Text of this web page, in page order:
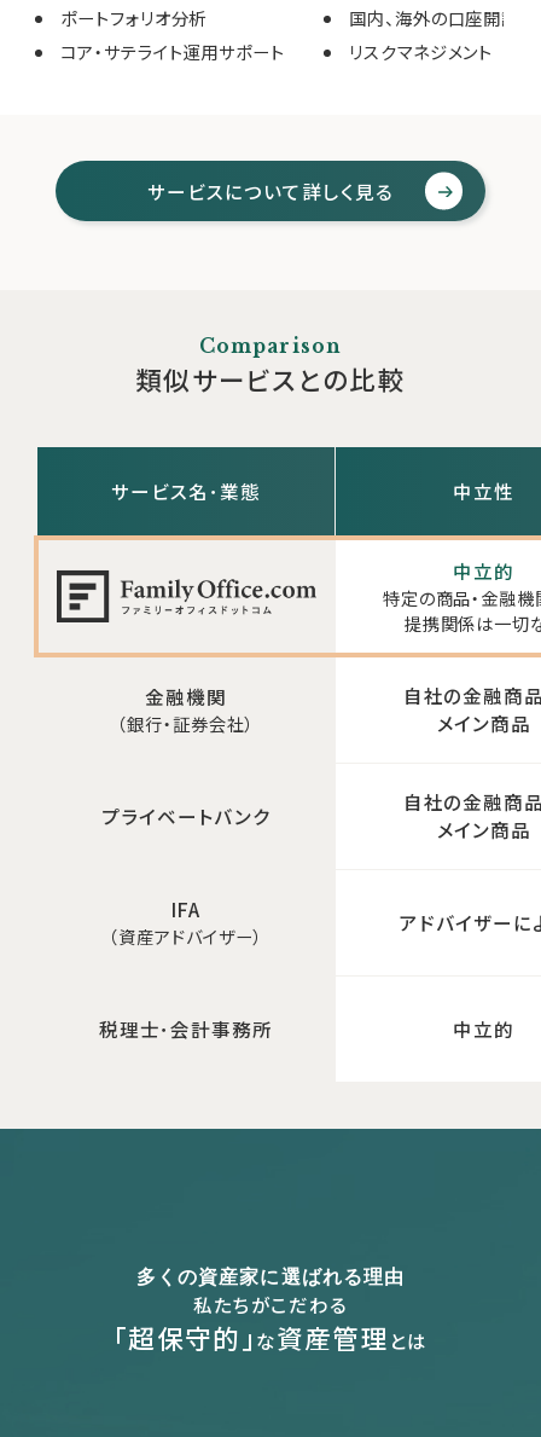
ポートフォリオ分析
コア・サテライト運用サポート
国内、海外の口座開設サ
リスクマネジメント
サービスについて詳しく見る
Comparison
類似サービスとの比較
サービス名･業態 中立性
中立的
特定の商品・金融機
提携関係は一切
金融機関
（銀行・証券会社）
自社の金融商
メイン商品
プライベートバンク
自社の金融商
メイン商品
IFA
（資産アドバイザー）
アドバイザーに
税理士･会計事務所 中立的
多くの資産家に選ばれる理由
私たちがこだわる
｢超保守的｣ な資産管理 とは